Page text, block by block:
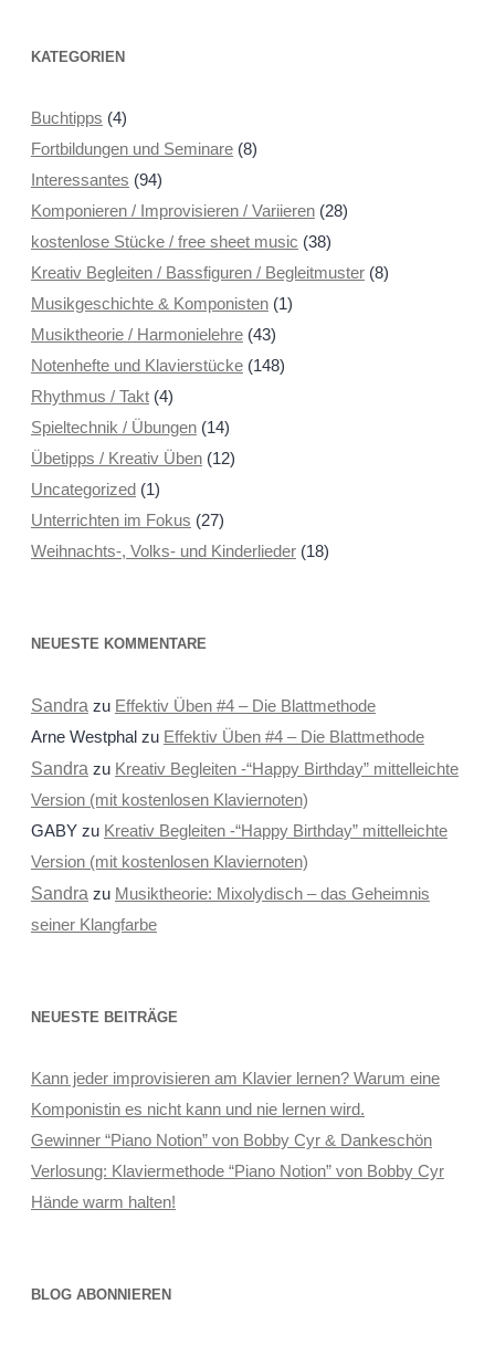
KATEGORIEN
Buchtipps (4)
Fortbildungen und Seminare(8)
Interessantes (94)
Komponieren / Improvisieren / Variieren(28)
kostenlose Stücke / free sheet music (38)
Kreativ Begleiten / Bassfiguren / Begleitmuster(8)
Musikgeschichte & Komponisten(1)
Musiktheorie / Harmonielehre(43)
Notenhefte und Klavierstücke(148)
Rhythmus / Takt(4)
Spieltechnik / Übungen(14)
Übetipps / Kreativ Üben(12)
Uncategorized(1)
Unterrichten im Fokus (27)
Weihnachts-, Volks- und Kinderlieder(18)
NEUESTE KOMMENTARE
Sandra zu Effektiv Üben #4 – Die Blattmethode
Arne Westphalzu Effektiv Üben #4 – Die Blattmethode
Sandra zu Kreativ Begleiten -“Happy Birthday” mittelleichte
Version (mit kostenlosen Klaviernoten)
GABYzu Kreativ Begleiten -“Happy Birthday” mittelleichte
Version (mit kostenlosen Klaviernoten)
Sandra zu Musiktheorie: Mixolydisch – das Geheimnis
seiner Klangfarbe
NEUESTE BEITRÄGE
Kann jeder improvisieren am Klavier lernen? Warum eine
Komponistin es nicht kann und nie lernen wird.
Gewinner “Piano Notion” von Bobby Cyr & Dankeschön
Verlosung: Klaviermethode “Piano Notion” von Bobby Cyr
Hände warm halten!
BLOG ABONNIEREN